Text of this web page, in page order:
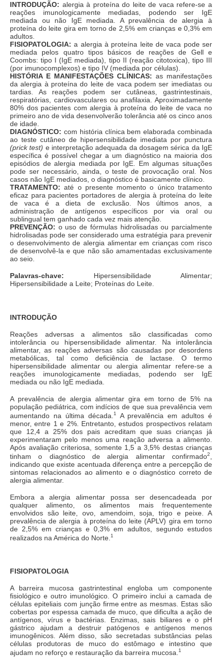
INTRODUÇÃO: alergia à proteína do leite de vaca refere-se a
reações imunologicamente mediadas, podendo ser IgE
mediada ou não IgE mediada. A prevalência de alergia à
proteína do leite gira em torno de 2,5% em crianças e 0,3% em
adultos.
FISIOPATOLOGIA: a alergia à proteína leite de vaca pode ser
mediada pelos quatro tipos básicos de reações de Gell e
Coombs: tipo I (IgE mediada), tipo II (reação citotoxica), tipo III
(por imunocomplexos) e tipo IV (mediada por células).
HISTÓRIA E MANIFESTAÇÕES CLÍNICAS: as manifestações
da alergia à proteína do leite de vaca podem ser imediatas ou
tardias. As reações podem ser cutâneas, gastrintestinais,
respiratórias, cardiovasculares ou anafilaxia. Aproximadamente
80% dos pacientes com alergia à proteína do leite de vaca no
primeiro ano de vida desenvolverão tolerância até os cinco anos
de idade.
DIAGNÓSTICO: com história clínica bem elaborada combinada
ao teste cutâneo de hipersensibilidade imediata por punctura
(prick test) e interpretação adequada da dosagem sérica da IgE
específica é possível chegar a um diagnóstico na maioria dos
episódios de alergia mediada por IgE. Em algumas situações
pode ser necessário, ainda, o teste de provocação oral. Nos
casos não IgE mediados, o diagnóstico é basicamente clínico.
TRATAMENTO: até o presente momento o único tratamento
eficaz para pacientes portadores de alergia à proteína do leite
de vaca é a dieta de exclusão. Nos últimos anos, a
administração de antígenos específicos por via oral ou
sublingual tem ganhado cada vez mais atenção.
PREVENÇÃO: o uso de fórmulas hidrolisadas ou parcialmente
hidrolisadas pode ser considerado uma estratégia para prevenir
o desenvolvimento de alergia alimentar em crianças com risco
de desenvolvê-la e que não são amamentadas exclusivamente
ao seio.
Palavras-chave: Hipersensibilidade Alimentar;
Hipersensibilidade a Leite; Proteínas do Leite.
INTRODUÇÃO
Reações adversas a alimentos são classificadas como
intolerância ou hipersensibilidade alimentar. Na intolerância
alimentar, as reações adversas são causadas por desordens
metabólicas, tal como deficiência de lactase. O termo
hipersensibilidade alimentar ou alergia alimentar refere-se a
reações imunologicamente mediadas, podendo ser IgE
mediada ou não IgE mediada.
A prevalência de alergia alimentar gira em torno de 5% na
população pediátrica, com indícios de que sua prevalência vem
aumentando na última década. 1
A prevalência em adultos é
menor, entre 1 e 2%. Entretanto, estudos prospectivos relatam
que 12,4 a 25% dos pais acreditam que suas crianças já
experimentaram pelo menos uma reação adversa a alimento.
Após avaliação criteriosa, somente 1,5 a 3,5% destas crianças
tinham o diagnóstico de alergia alimentar confirmado2
indicando que existe acentuada diferença entre a percepção de
sintomas relacionados ao alimento e o diagnóstico correto de
alergia alimentar.
Embora a alergia alimentar possa ser desencadeada por
qualquer alimento, os alimentos mais frequentemente
envolvidos são leite, ovo, amendoim, soja, trigo e peixe. A
prevalência de alergia à proteína do leite (APLV) gira em torno
de 2,5% em crianças e 0,3% em adultos, segundo estudos
realizados na América do Norte. 1
FISIOPATOLOGIA
A barreira mucosa gastrintestinal engloba um componente
fisiológico e outro imunológico. O primeiro inclui a camada de
células epiteliais com junção firme entre as mesmas. Estas são
cobertas por espessa camada de muco, que dificulta a ação de
antígenos, vírus e bactérias. Enzimas, sais biliares e o pH
gástrico ajudam a destruir patógenos e antígenos menos
imunogênicos. Além disso, são secretadas substâncias pelas
células produtoras de muco do estômago e intestino que
ajudam no reforço e restauração da barreira mucosa. 1